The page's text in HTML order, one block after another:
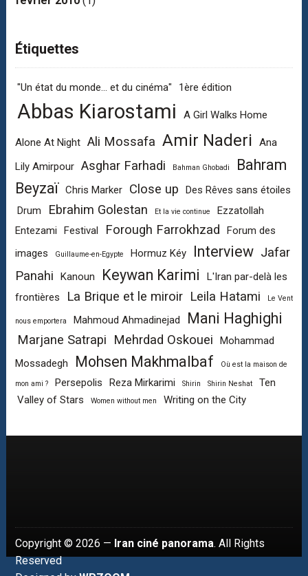
Étiquettes
"Un état du monde... et du cinéma" 1ère édition
Abbas Kiarostami A Girl Walks Home
Alone At Night Ali Mossafa Amir Naderi
Ana
Lily Amirpour Asghar Farhadi Bahman Ghobadi
Bahram
Beyzaï Chris Marker Close up
Des Rêves sans étoiles
Drum
Ebrahim Golestan Et la vie continue
Ezzatollah
Entezami
Festival Forough Farrokhzad
Forum des
images
Guillaume-en-Egypte Hormuz Kéy Interview Jafar
Panahi
Kanoun Keywan Karimi
L'Iran par-delà les
frontières
La Brique et le miroir Leila Hatami Le Vent
nous emportera Mahmoud Ahmadinejad Mani Haghighi
Marjane Satrapi Mehrdad Oskouei
Mohammad
Mossadegh
Mohsen Makhmalbaf Où est la maison de
mon ami ? Persepolis Reza Mirkarimi Shirin Shirin Neshat
Ten
Valley of Stars
Women without men Writing on the City
Copyright © 2026 — Iran ciné panorama. All Rights
Reserved